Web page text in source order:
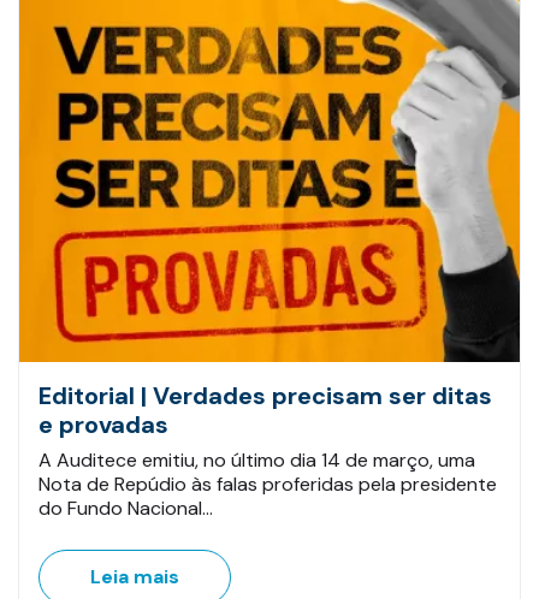
Editorial | Verdades precisam ser ditas
e provadas
A Auditece emitiu, no último dia 14 de março, uma
Nota de Repúdio às falas proferidas pela presidente
do Fundo Nacional…
Leia mais